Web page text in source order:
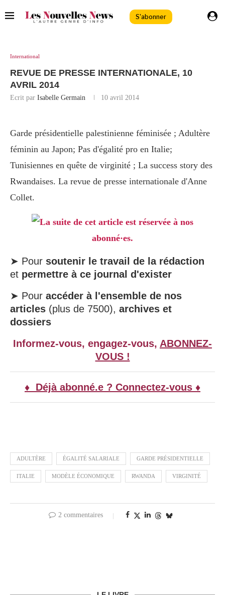
S'abonner
International
REVUE DE PRESSE INTERNATIONALE, 10
AVRIL 2014
Ecrit par Isabelle Germain 10 avril 2014
Garde présidentielle palestinienne féminisée ; Adultère
féminin au Japon; Pas d'égalité pro en Italie;
Tunisiennes en quête de virginité ; La success story des
Rwandaises. La revue de presse internationale d'Anne
Collet.
La suite de cet article est réservée à nos
abonné·es.
➤ Pour soutenir le travail de la rédaction
et permettre à ce journal d'exister
➤ Pour accéder à l'ensemble de nos
articles (plus de 7500), archives et
dossiers
Informez-vous, engagez-vous, ABONNEZ-
VOUS !
♦ Déjà abonné.e ? Connectez-vous ♦
ADULTÈRE ÉGALITÉ SALARIALE GARDE PRÉSIDENTIELLE
ITALIE MODÈLE ÉCONOMIQUE RWANDA VIRGINITÉ
2 commentaires